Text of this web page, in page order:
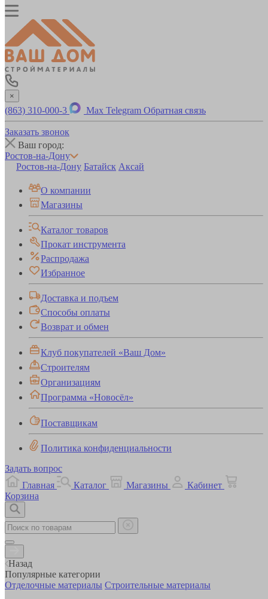
×
(863) 310-000-3 Max Telegram Обратная связь
Заказать звонок
Ваш город:
Ростов-на-Дону
Ростов-на-Дону Батайск Аксай
О компании
Магазины
Каталог товаров
Прокат инструмента
Распродажа
Избранное
Доставка и подъем
Способы оплаты
Возврат и обмен
Клуб покупателей «Ваш Дом»
Строителям
Организациям
Программа «Новосёл»
Поставщикам
Политика конфиденциальности
Задать вопрос
Главная
Каталог Магазины
Кабинет
Корзина
Назад
Популярные категории
Отделочные материалы Строительные материалы